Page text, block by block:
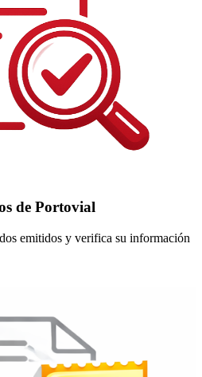
de Portovial
emitidos y verifica su información